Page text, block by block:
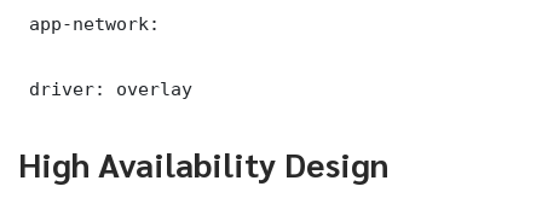
app-network:
driver: overlay
High Availability Design